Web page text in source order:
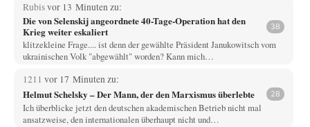
Rubisvor 13 Minuten zu:
Die von Selenskij angeordnete 40-Tage-Operation hat den
Krieg weiter eskaliert
38
klitzekleine Frage.... ist denn der gewählte Präsident Janukowitsch vom
ukrainischen Volk "abgewählt" worden? Kann mich…
1211 vor 17 Minuten zu:
Helmut Schelsky – Der Mann, der den Marxismus überlebte 28
Ich überblicke jetzt den deutschen akademischen Betrieb nicht mal
ansatzweise, den internationalen überhaupt nicht und…